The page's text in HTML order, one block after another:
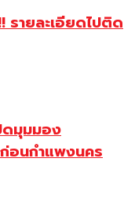
รายละเอียดไปติด
ดมุมมอง
อนกำแพงนคร